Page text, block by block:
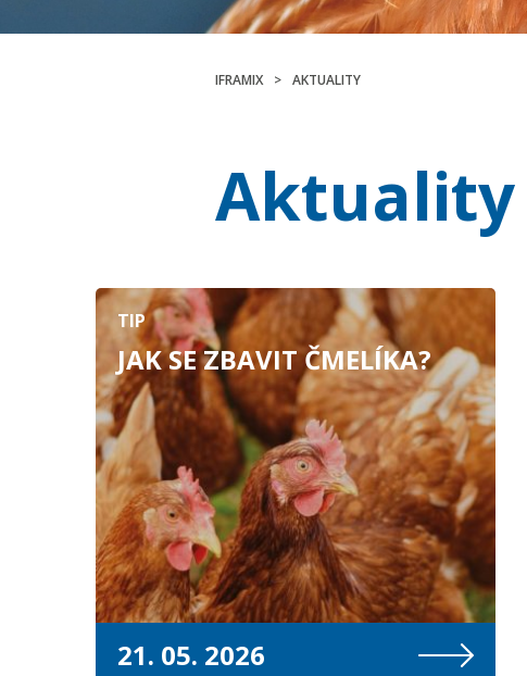
IFRAMIX > AKTUALITY
Aktuality
TIP
JAK SE ZBAVIT ČMELÍKA?
21. 05. 2026